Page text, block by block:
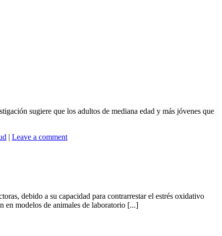
sugiere que los adultos de mediana edad y más jóvenes que
| Leave a comment
debido a su capacidad para contrarrestar el estrés oxidativo
en modelos de animales de laboratorio [...]